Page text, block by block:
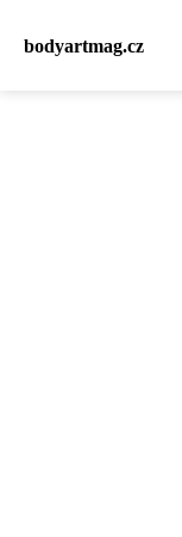
bodyartmag.cz